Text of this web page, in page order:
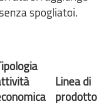
spogliatoi.
Linea di
prodotto